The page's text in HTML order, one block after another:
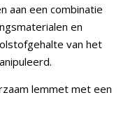
aan een combinatie
en
van het
lemmet met een